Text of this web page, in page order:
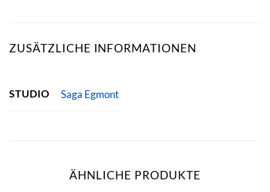
ZUSÄTZLICHE INFORMATIONEN
STUDIO Saga Egmont
ÄHNLICHE PRODUKTE